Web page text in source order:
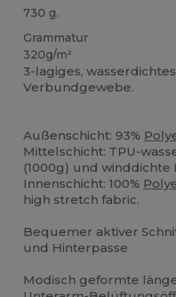
730 g.
Grammatur
320g/m²
3-lagiges,
Verbundgewebe.
Außenschicht: 93%
Mittelschicht: TPU-
(1000g) und winddichte
Innenschicht: 100%
high stretch fabric.
Bequemer aktiver
und Hinterpasse
Modisch geformte